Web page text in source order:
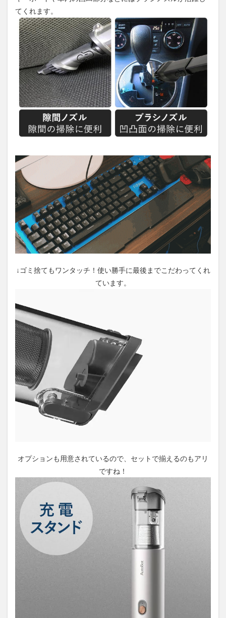
てくれます。
↓ゴミ捨てもワンタッチ！使い勝手に最後までこだわってくれ
ています。
オプションも用意されているので、セットで揃えるのもアリ
ですね！